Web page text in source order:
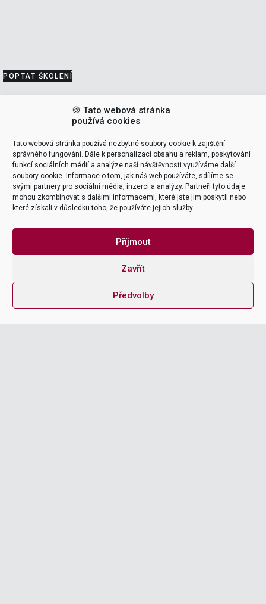
🍪 Tato webová stránka
používá cookies
Tato webová stránka používá nezbytné soubory cookie k zajištění
správného fungování. Dále k personalizaci obsahu a reklam, poskytování
funkcí sociálních médií a analýze naší návštěvnosti využíváme další
soubory cookie. Informace o tom, jak náš web používáte, sdílíme se
svými partnery pro sociální média, inzerci a analýzy. Partneři tyto údaje
mohou zkombinovat s dalšími informacemi, které jste jim poskytli nebo
které získali v důsledku toho, že používáte jejich služby.
Příjmout
Zavřít
Předvolby
POPTAT ŠKOLENÍ
VEDOUCÍ ŠKOLENÍ (LEADERS)
Tomáš Pohanka
support & delivery

NAME